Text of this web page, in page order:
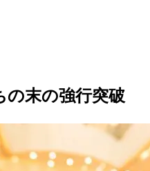
の末の強行突破